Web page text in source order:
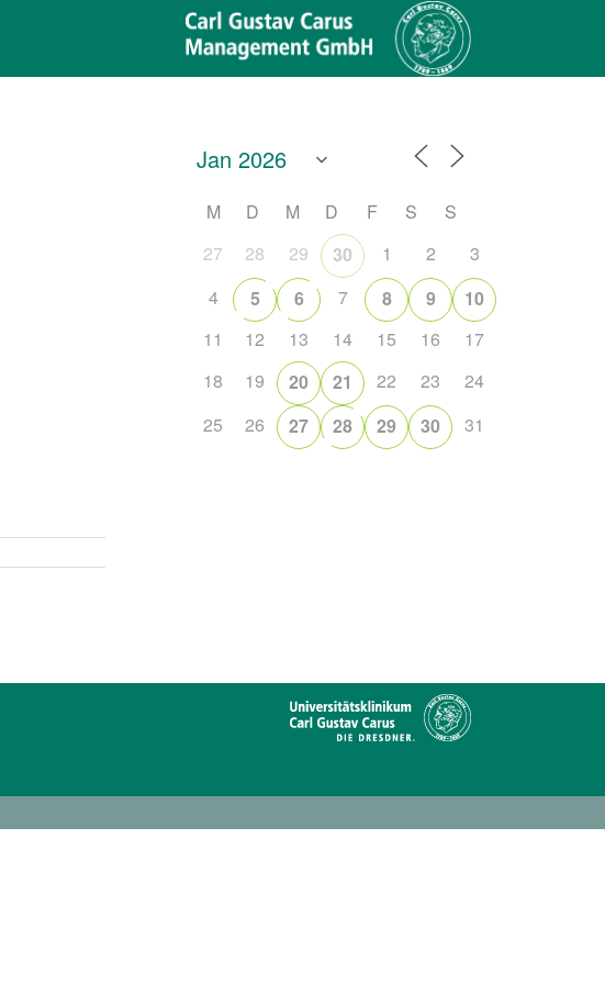
M D M D F S
S
27
28 29 30 1 2
3
4
5 6 7 8 9
10
11
12 13 14 15 16
17
18
19 20 21 22 23
24
25
26 27 28 29 30 31